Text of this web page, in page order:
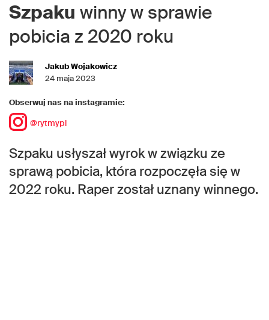
Szpaku winny w sprawie
pobicia z 2020 roku
Jakub Wojakowicz
24 maja 2023
Obserwuj nas na instagramie:
@rytmypl
Szpaku usłyszał wyrok w związku ze
sprawą pobicia, która rozpoczęła się w
2022 roku. Raper został uznany winnego.